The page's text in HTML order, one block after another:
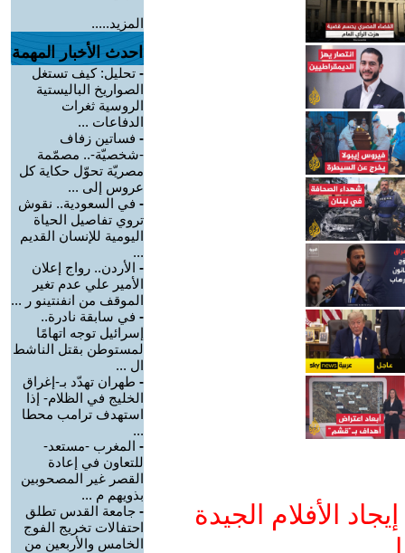
الأفلام الجيدة
المزيد.....
احدث الأخبار المهمة
- تحليل: كيف تستغل
الصواريخ الباليستية
الروسية ثغرات
الدفاعات ...
- فساتين زفاف
-شخصيّة-.. مصمّمة
مصريّة تحوّل حكاية كل
عروس إلى ...
- في السعودية.. نقوش
تروي تفاصيل الحياة
اليومية للإنسان القديم
...
- الأردن.. رواج إعلان
الأمير علي عدم تغير
الموقف من انفنتينو ر ...
- في سابقة نادرة..
إسرائيل توجه اتهامًا
لمستوطن بقتل الناشط
ال ...
- طهران تهدّد بـ-إغراق
الخليج في الظلام- إذا
استهدف ترامب محطا
...
- المغرب -مستعد-
للتعاون في إعادة
القصر غير المصحوبين
بذويهم م ...
- جامعة القدس تطلق
احتفالات تخريج الفوج
الخامس والأربعين من